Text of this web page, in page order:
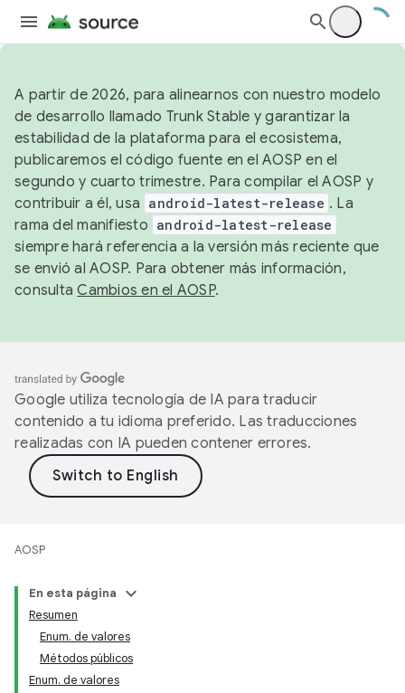
A partir de 2026, para alinearnos con nuestro modelo
de desarrollo llamado Trunk Stable y garantizar la
estabilidad de la plataforma para el ecosistema,
publicaremos el código fuente en el AOSP en el
segundo y cuarto trimestre. Para compilar el AOSP y
contribuir a él, usa android-latest-release . La
rama del manifiesto android-latest-release
siempre hará referencia a la versión más reciente que
se envió al AOSP. Para obtener más información,
consultaCambios en el AOSP.
Google utiliza tecnología de IA para traducir
contenido a tu idioma preferido. Las traducciones
realizadas con IA pueden contener errores.
AOSP
En esta página
Resumen
Enum. de valores
Métodos públicos
Enum. de valores